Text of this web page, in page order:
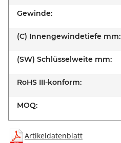
Gewinde:
(C) Innengewindetiefe mm:
(SW) Schlüsselweite mm:
RoHS III-konform:
MOQ:
Artikeldatenblatt